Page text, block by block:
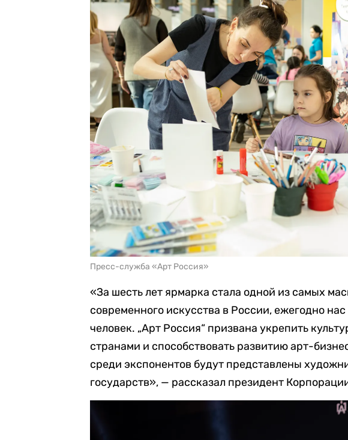
Пресс-служба «Арт Россия»
«За шесть лет ярмарка стала одной из самых
современного искусства в России, ежегодно
человек. „Арт Россия“ призвана укрепить
странами и способствовать развитию арт-
среди экспонентов будут представлены
государств», — рассказал президент